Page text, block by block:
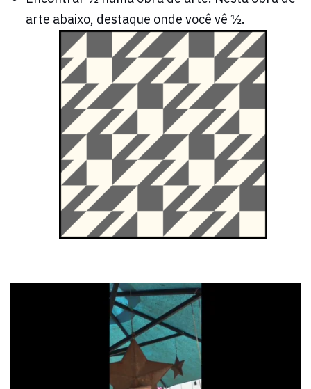
arte abaixo, destaque onde você vê ½.